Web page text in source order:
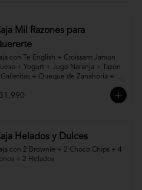
Mil Razones para
con Te English + Croissant Jamon
+ Yogurt + Jugo Naranja + Tazon
+ Queque de Zanahoria +
de Torta, Cheesecake, Kuchen o
a elección.
Helados y Dulces
con 2 Brownie + 2 Choco Chips + 4
+ 2 Helados